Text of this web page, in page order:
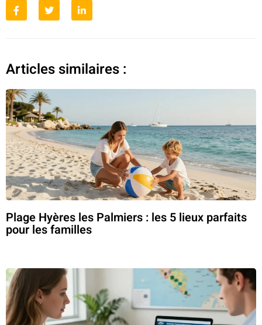
Articles similaires :
Plage Hyères les Palmiers : les 5 lieux parfaits
pour les familles